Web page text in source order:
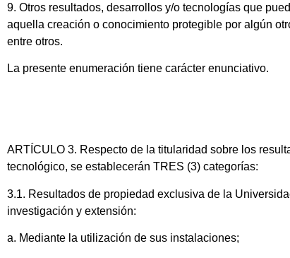
9. Otros resultados, desarrollos y/o tecnologías que
aquella creación o conocimiento protegible por algún
entre otros.
La presente enumeración tiene carácter enunciativo.
ARTÍCULO 3. Respecto de la titularidad sobre los
tecnológico, se establecerán TRES (3) categorías:
3.1. Resultados de propiedad exclusiva de la
investigación y extensión:
a. Mediante la utilización de sus instalaciones;